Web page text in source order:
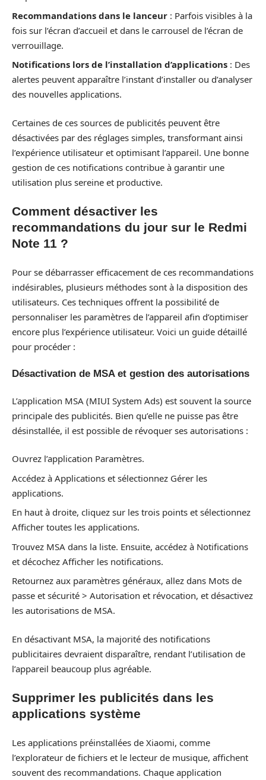
Recommandations dans le lanceur : Parfois visibles à la
fois sur l’écran d’accueil et dans le carrousel de l’écran de
verrouillage.
Notifications lors de l’installation d’applications : Des
alertes peuvent apparaître l’instant d’installer ou d’analyser
des nouvelles applications.
Certaines de ces sources de publicités peuvent être
désactivées par des réglages simples, transformant ainsi
l’expérience utilisateur et optimisant l’appareil. Une bonne
gestion de ces notifications contribue à garantir une
utilisation plus sereine et productive.
Comment désactiver les
recommandations du jour sur le Redmi
Note 11 ?
Pour se débarrasser efficacement de ces recommandations
indésirables, plusieurs méthodes sont à la disposition des
utilisateurs. Ces techniques offrent la possibilité de
personnaliser les paramètres de l’appareil afin d’optimiser
encore plus l’expérience utilisateur. Voici un guide détaillé
pour procéder :
Désactivation de MSA et gestion des autorisations
L’application MSA (MIUI System Ads) est souvent la source
principale des publicités. Bien qu’elle ne puisse pas être
désinstallée, il est possible de révoquer ses autorisations :
Ouvrez l’application Paramètres.
Accédez à Applications et sélectionnez Gérer les
applications.
En haut à droite, cliquez sur les trois points et sélectionnez
Afficher toutes les applications.
Trouvez MSA dans la liste. Ensuite, accédez à Notifications
et décochez Afficher les notifications.
Retournez aux paramètres généraux, allez dans Mots de
passe et sécurité > Autorisation et révocation, et désactivez
les autorisations de MSA.
En désactivant MSA, la majorité des notifications
publicitaires devraient disparaître, rendant l’utilisation de
l’appareil beaucoup plus agréable.
Supprimer les publicités dans les
applications système
Les applications préinstallées de Xiaomi, comme
l’explorateur de fichiers et le lecteur de musique, affichent
souvent des recommandations. Chaque application